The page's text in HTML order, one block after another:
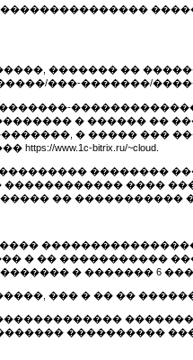
������� ��
���-�������/
� ������ ��
� ����� ���
bitrix.ru/~cloud.
��������
����
�� �����������
� �� �����������
� ������� 6
��� � �� ��
����������